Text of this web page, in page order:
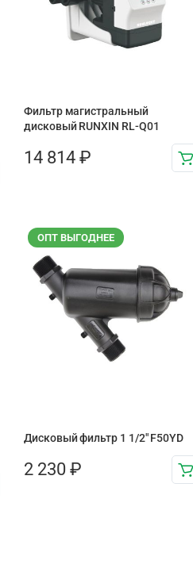
Фильтр магистральный
дисковый RUNXIN RL-Q01
14 814 ₽
ОПТ ВЫГОДНЕЕ
Дисковый фильтр 1 1/2" F50YD
2 230 ₽